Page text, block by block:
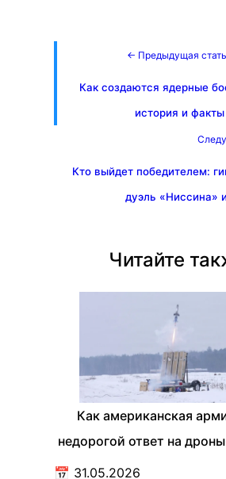
← Предыдущая
Как создаются ядерные
история и факты
Кто выйдет победителем:
дуэль «Ниссина»
Читайте
Как американская
недорогой ответ на
📅 31.05.2026